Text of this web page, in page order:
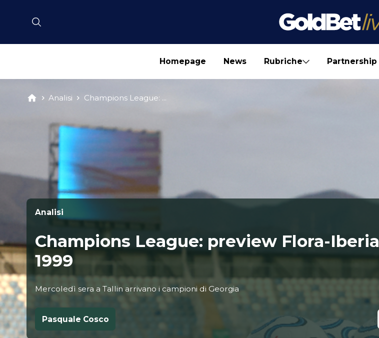
Homepage News Rubriche Partnership
Analisi Champions League: ...
Analisi
Champions League: preview Flora-Iberia
1999
Mercoledì sera a Tallin arrivano i campioni di Georgia
Pasquale Cosco